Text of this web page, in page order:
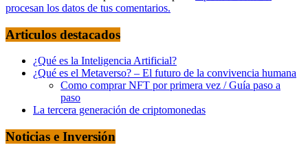
procesan los datos de tus comentarios.
Articulos destacados
¿Qué es la Inteligencia Artificial?
¿Qué es el Metaverso? – El futuro de la convivencia humana
Como comprar NFT por primera vez / Guía paso a
paso
La tercera generación de criptomonedas
Noticias e Inversión